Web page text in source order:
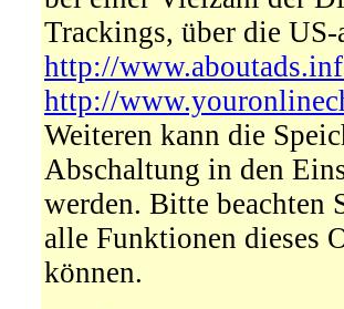
Trackings, über die
http://
http://
Weiteren kann die
Abschaltung in den
werden. Bitte beachten
alle Funktionen dieses
können.